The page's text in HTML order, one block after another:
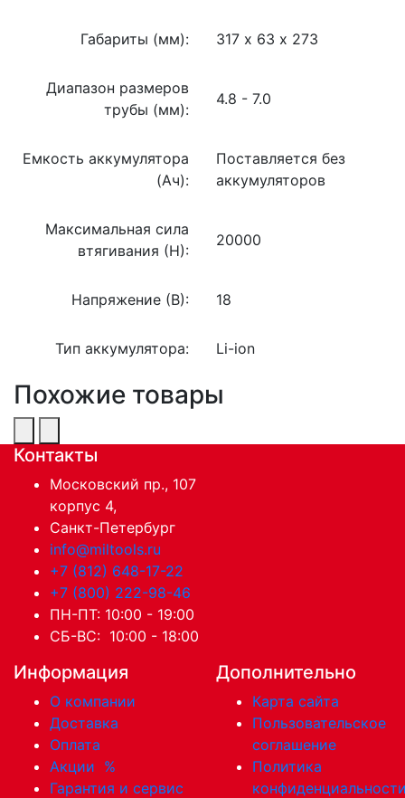
Габариты (мм): 317 х 63 х 273
Диапазон размеров
трубы (мм):
4.8 - 7.0
Емкость аккумулятора
(Ач):
Поставляется без
аккумуляторов
Максимальная сила
втягивания (Н):
20000
Напряжение (В): 18
Тип аккумулятора: Li-ion
Похожие товары
Контакты
Московский пр., 107
корпус 4,
Санкт-Петербург
info@miltools.ru
+7 (812) 648-17-22
+7 (800) 222-98-46
ПН-ПТ: 10:00 - 19:00
СБ-ВС: 10:00 - 18:00
Информация
О компании
Доставка
Оплата
Акции %
Гарантия и сервис
Дополнительно
Карта сайта
Пользовательское
соглашение
Политика